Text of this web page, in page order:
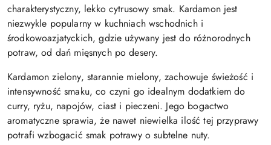
charakterystyczny, lekko cytrusowy smak. Kardamon jest
niezwykle popularny w kuchniach wschodnich i
środkowoazjatyckich, gdzie używany jest do różnorodnych
potraw, od dań mięsnych po desery.
Kardamon zielony, starannie mielony, zachowuje świeżość i
intensywność smaku, co czyni go idealnym dodatkiem do
curry, ryżu, napojów, ciast i pieczeni. Jego bogactwo
aromatyczne sprawia, że nawet niewielka ilość tej przyprawy
potrafi wzbogacić smak potrawy o subtelne nuty.